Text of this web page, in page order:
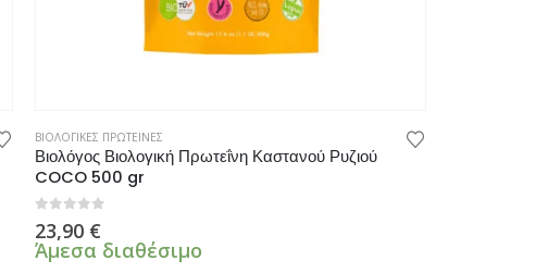
ΒΙΟΛΟΓΙΚΕΣ ΠΡΩΤΕΙΝΕΣ
Βιολόγος Βιολογική Πρωτεΐνη Καστανού Ρυζιού
COCO 500 gr
23,90 €
Άμεσα διαθέσιμο